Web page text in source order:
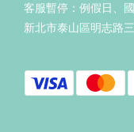
客服暫停：例假日、
新北市泰山區明志路